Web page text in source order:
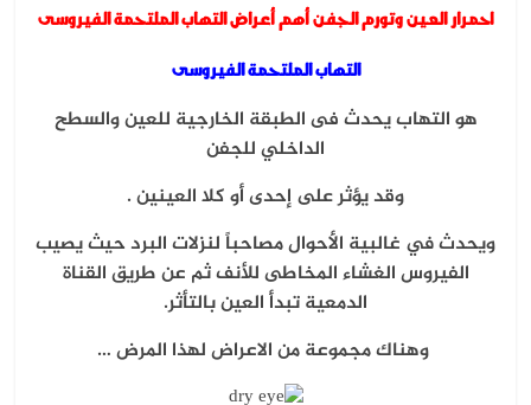
احمرار العين وتورم الجفن أهم أعراض التهاب الملتحمة الفيروسى
التهاب الملتحمة الفيروسى
هو التهاب يحدث فى الطبقة الخارجية للعين والسطح
الداخلي للجفن
وقد يؤثر على إحدى أو كلا العينين .
ويحدث في غالبية الأحوال مصاحباً لنزلات البرد حيث يصيب
الفيروس الغشاء المخاطى للأنف ثم عن طريق القناة
الدمعية تبدأ العين بالتأثر.
وهناك مجموعة من الاعراض لهذا المرض …